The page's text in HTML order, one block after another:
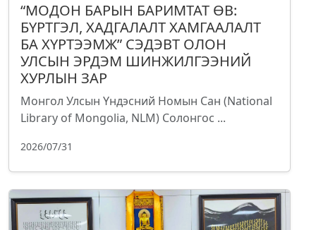
“МОДОН БАРЫН БАРИМТАТ ӨВ:
БҮРТГЭЛ, ХАДГАЛАЛТ ХАМГААЛАЛТ
БА ХҮРТЭЭМЖ” СЭДЭВТ ОЛОН
УЛСЫН ЭРДЭМ ШИНЖИЛГЭЭНИЙ
ХУРЛЫН ЗАР
Монгол Улсын Үндэсний Номын Сан (National
Library of Mongolia, NLM) Солонгос ...
2026/07/31